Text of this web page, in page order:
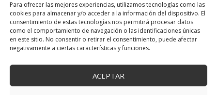
Para ofrecer las mejores experiencias, utilizamos tecnologías como las
cookies para almacenar y/o acceder a la información del dispositivo. El
consentimiento de estas tecnologías nos permitirá procesar datos
como el comportamiento de navegación o las identificaciones únicas
en este sitio. No consentir o retirar el consentimiento, puede afectar
negativamente a ciertas características y funciones.
ACEPTAR
DESIREE MARTÍN